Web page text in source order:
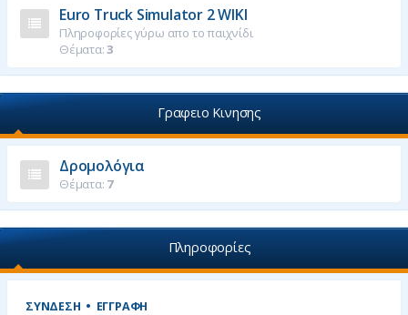
Euro Truck Simulator 2 WIKI
Πληροφορίες γύρω απο το παιχνίδι
Θέματα:3
Γραφειο Κινησης
Δρομολόγια
Θέματα: 7
Πληροφορίες
ΣΎΝΔΕΣΗ • ΕΓΓΡΑΦΉ